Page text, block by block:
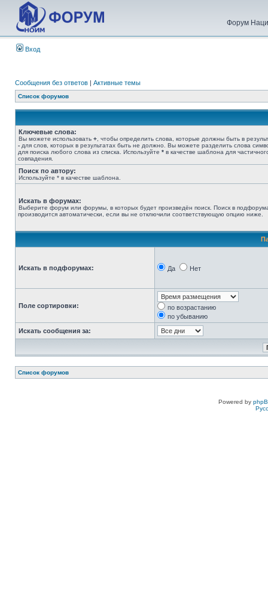
Форум
Вход
Сообщения без ответов | Активные темы
Список форумов
Ключевые слова:
Вы можете использовать + , чтобы определить слова, которые должны быть в
- для слов, которых в результатах быть не должно. Вы можете разделить слова
для поиска любого слова из списка. Используйте * в качестве шаблона для
совпадения.
Поиск по автору:
Используйте * в качестве шаблона.
Искать в форумах:
Выберите форум или форумы, в которых будет произведён поиск. Поиск в
производится автоматически, если вы не отключили соответствующую опцию ниже.
Искать в подфорумах: Да Нет
Поле сортировки:
по возрастанию
по убыванию
Искать сообщения за:
Список форумов
Powered by